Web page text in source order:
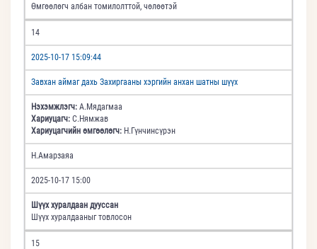
Өмгөөлөгч албан томилолттой, чөлөөтэй
14
2025-10-17 15:09:44
Завхан аймаг дахь Захиргааны хэргийн анхан шатны шүүх
Нэхэмжлэгч: А.Мядагмаа
Хариуцагч: С.Нямжав
Хариуцагчийн өмгөөлөгч: Н.Гүнчинсүрэн
Н.Амарзаяа
2025-10-17 15:00
Шүүх хуралдаан дууссан
Шүүх хуралдааныг товлосон
15